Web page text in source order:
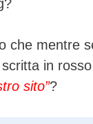
che mentre
in rosso
sito”?